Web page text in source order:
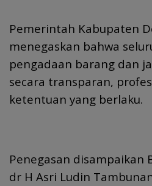
Pemerintah Kabupaten
menegaskan bahwa
pengadaan barang dan
secara transparan,
ketentuan yang berlaku.
Penegasan disampaikan
dr H Asri Ludin